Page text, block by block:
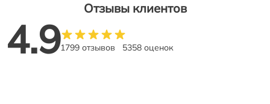
Отзывы клиентов
4.91799 отзывов 5358 оценок